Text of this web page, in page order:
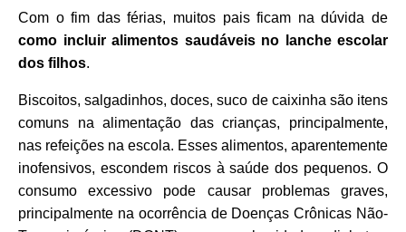
Com o fim das férias, muitos pais ficam na dúvida de
como incluir alimentos saudáveis no lanche escolar
dos filhos.
Biscoitos, salgadinhos, doces, suco de caixinha são itens
comuns na alimentação das crianças, principalmente,
nas refeições na escola. Esses alimentos, aparentemente
inofensivos, escondem riscos à saúde dos pequenos. O
consumo excessivo pode causar problemas graves,
principalmente na ocorrência de Doenças Crônicas Não-